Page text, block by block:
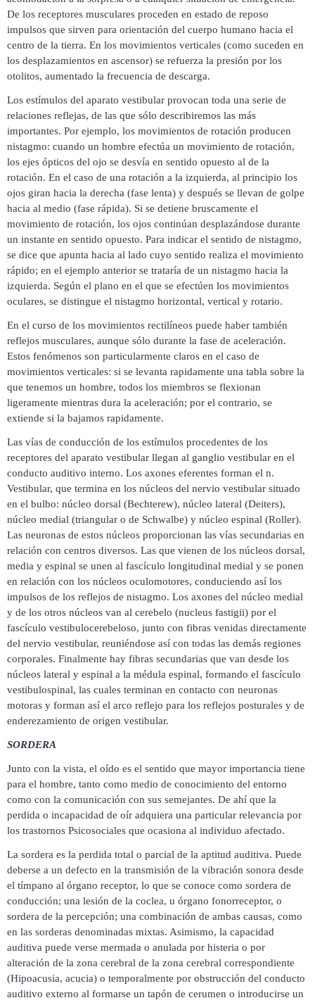
De los receptores musculares proceden en estado de reposo
impulsos que sirven para orientación del cuerpo humano hacia el
centro de la tierra. En los movimientos verticales (como suceden en
los desplazamientos en ascensor) se refuerza la presión por los
otolitos, aumentado la frecuencia de descarga.
Los estímulos del aparato vestibular provocan toda una serie de
relaciones reflejas, de las que sólo describiremos las más
importantes. Por ejemplo, los movimientos de rotación producen
nistagmo: cuando un hombre efectúa un movimiento de rotación,
los ejes ópticos del ojo se desvía en sentido opuesto al de la
rotación. En el caso de una rotación a la izquierda, al principio los
ojos giran hacia la derecha (fase lenta) y después se llevan de golpe
hacia al medio (fase rápida). Si se detiene bruscamente el
movimiento de rotación, los ojos continúan desplazándose durante
un instante en sentido opuesto. Para indicar el sentido de nistagmo,
se dice que apunta hacia al lado cuyo sentido realiza el movimiento
rápido; en el ejemplo anterior se trataría de un nistagmo hacia la
izquierda. Según el plano en el que se efectúen los movimientos
oculares, se distingue el nistagmo horizontal, vertical y rotario.
En el curso de los movimientos rectilíneos puede haber también
reflejos musculares, aunque sólo durante la fase de aceleración.
Estos fenómenos son particularmente claros en el caso de
movimientos verticales: si se levanta rapidamente una tabla sobre la
que tenemos un hombre, todos los miembros se flexionan
ligeramente mientras dura la aceleración; por el contrario, se
extiende si la bajamos rapidamente.
Las vías de conducción de los estímulos procedentes de los
receptores del aparato vestibular llegan al ganglio vestibular en el
conducto auditivo interno. Los axones eferentes forman el n.
Vestibular, que termina en los núcleos del nervio vestibular situado
en el bulbo: núcleo dorsal (Bechterew), núcleo lateral (Deiters),
núcleo medial (triangular o de Schwalbe) y núcleo espinal (Roller).
Las neuronas de estos núcleos proporcionan las vías secundarias en
relación con centros diversos. Las que vienen de los núcleos dorsal,
media y espinal se unen al fascículo longitudinal medial y se ponen
en relación con los núcleos oculomotores, conduciendo así los
impulsos de los reflejos de nistagmo. Los axones del núcleo medial
y de los otros núcleos van al cerebelo (nucleus fastigii) por el
fascículo vestibulocerebeloso, junto con fibras venidas directamente
del nervio vestibular, reuniéndose así con todas las demás regiones
corporales. Finalmente hay fibras secundarias que van desde los
núcleos lateral y espinal a la médula espinal, formando el fascículo
vestibulospinal, las cuales terminan en contacto con neuronas
motoras y forman así el arco reflejo para los reflejos posturales y de
enderezamiento de origen vestibular.
SORDERA
Junto con la vista, el oído es el sentido que mayor importancia tiene
para el hombre, tanto como medio de conocimiento del entorno
como con la comunicación con sus semejantes. De ahí que la
perdida o incapacidad de oír adquiera una particular relevancia por
los trastornos Psicosociales que ocasiona al individuo afectado.
La sordera es la perdida total o parcial de la aptitud auditiva. Puede
deberse a un defecto en la transmisión de la vibración sonora desde
el tímpano al órgano receptor, lo que se conoce como sordera de
conducción; una lesión de la coclea, u órgano fonorreceptor, o
sordera de la percepción; una combinación de ambas causas, como
en las sorderas denominadas mixtas. Asimismo, la capacidad
auditiva puede verse mermada o anulada por histeria o por
alteración de la zona cerebral de la zona cerebral correspondiente
(Hipoacusia, acucia) o temporalmente por obstrucción del conducto
auditivo externo al formarse un tapón de cerumen o introducirse un